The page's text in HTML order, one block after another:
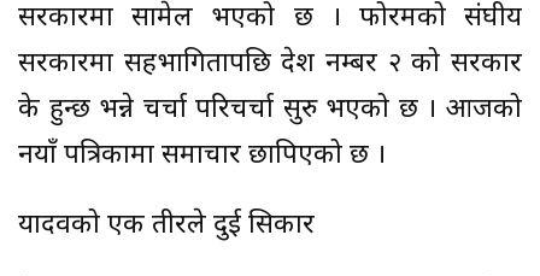
सरकारमा सामेल भएको छ । फोरमको संघीय
सरकारमा सहभागितापछि प्रदेश नम्बर २ को सरकार
के हुन्छ भन्ने चर्चा परिचर्चा सुरु भएको छ । आजको
नयाँ पत्रिकामा समाचार छापिएको छ ।
यादवको एक तीरले दुई सिकार